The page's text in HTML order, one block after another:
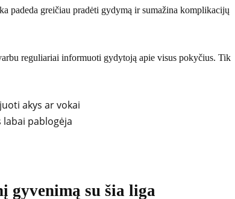
padeda greičiau pradėti gydymą ir sumažina komplikacijų
reguliariai informuoti gydytoją apie visus pokyčius. Tik
akys ar vokai
labai pablogėja
gyvenimą su šia liga